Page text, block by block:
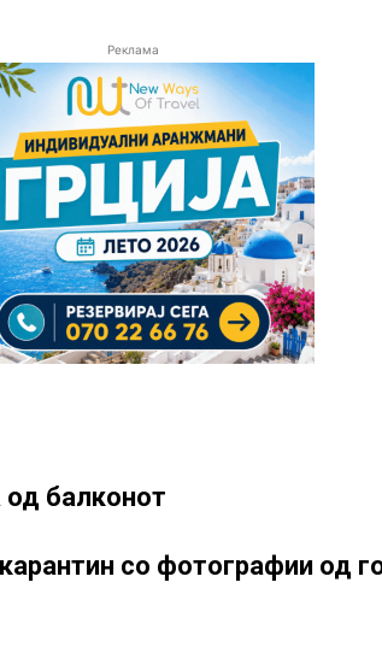
Реклама
балконот
со фотографии од